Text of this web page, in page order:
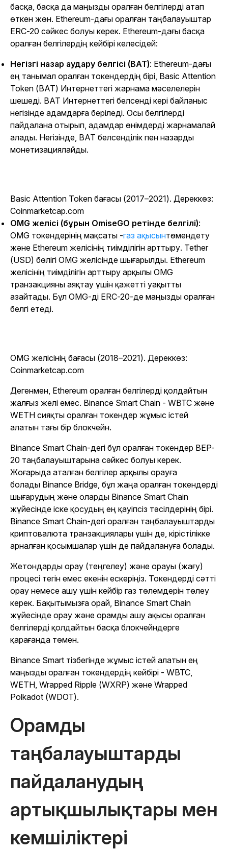
басқа, басқа да маңызды оралған белгілерді атап
өткен жөн. Ethereum-дағы оралған таңбалауыштар
ERC-20 сәйкес болуы керек. Ethereum-дағы басқа
оралған белгілердің кейбірі келесідей:
Негізгі назар аудару белгісі (BAT): Ethereum-дағы
ең танымал оралған токендердің бірі, Basic Attention
Token (BAT) Интернеттегі жарнама мәселелерін
шешеді. BAT Интернеттегі белсенді кері байланыс
негізінде адамдарға беріледі. Осы белгілерді
пайдалана отырып, адамдар өнімдерді жарнамалай
алады. Негізінде, BAT белсенділік пен назарды
монетизациялайды.
Basic Attention Token бағасы (2017–2021). Дереккөз:
Coinmarketcap.com
OMG желісі (бұрын OmiseGO ретінде белгілі):
OMG токендерінің мақсаты -газ ақысынтөмендету
және Ethereum желісінің тиімділігін арттыру. Tether
(USD) бөлігі OMG желісінде шығарылды. Ethereum
желісінің тиімділігін арттыру арқылы OMG
транзакцияны аяқтау үшін қажетті уақытты
азайтады. Бұл OMG-ді ERC-20-де маңызды оралған
белгі етеді.
OMG желісінің бағасы (2018–2021). Дереккөз:
Coinmarketcap.com
Дегенмен, Ethereum оралған белгілерді қолдайтын
жалғыз желі емес. Binance Smart Chain - WBTC және
WETH сияқты оралған токендер жұмыс істей
алатын тағы бір блокчейн.
Binance Smart Chain-дегі бұл оралған токендер BEP-
20 таңбалауыштарына сәйкес болуы керек.
Жоғарыда аталған белгілер арқылы орауға
болады Binance Bridge, бұл жаңа оралған токендерді
шығарудың және оларды Binance Smart Chain
жүйесінде іске қосудың ең қауіпсіз тәсілдерінің бірі.
Binance Smart Chain-дегі оралған таңбалауыштарды
криптовалюта транзакциялары үшін де, кірістілікке
арналған қосымшалар үшін де пайдалануға болады.
Жетондарды орау (теңгелеу) және орауы (жағу)
процесі тегін емес екенін ескеріңіз. Токендерді сәтті
орау немесе ашу үшін кейбір газ төлемдерін төлеу
керек. Бақытымызға орай, Binance Smart Chain
жүйесінде орау және орамды ашу ақысы оралған
белгілерді қолдайтын басқа блокчейндерге
қарағанда төмен.
Binance Smart тізбегінде жұмыс істей алатын ең
маңызды оралған токендердің кейбірі - WBTC,
WETH, Wrapped Ripple (WXRP) және Wrapped
Polkadot (WDOT).
Орамды
таңбалауыштарды
пайдаланудың
артықшылықтары мен
кемшіліктері